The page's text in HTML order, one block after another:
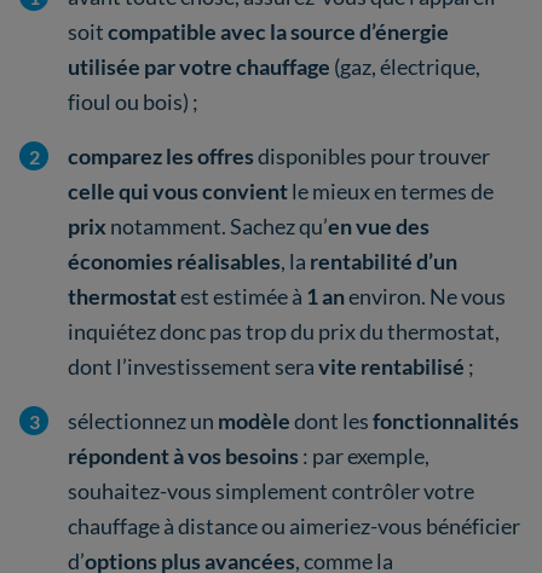
soitcompatible avec la source d’énergie
utilisée par votre chauffage (gaz, électrique,
fioul ou bois) ;
comparez les offresdisponibles pour trouver
celle qui vous convientle mieux en termes de
prix notamment. Sachez qu’en vue des
économies réalisables, la rentabilité d’un
thermostatest estimée à 1 anenviron. Ne vous
inquiétez donc pas trop du prix du thermostat,
dont l’investissement seravite rentabilisé ;
sélectionnez un modèledont lesfonctionnalités
répondent à vos besoins : par exemple,
souhaitez-vous simplement contrôler votre
chauffage à distance ou aimeriez-vous bénéficier
d’options plus avancées, comme la